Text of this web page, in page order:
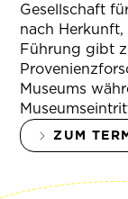
Gesellschaft
nach
Führung gibt
Museums
ZUM